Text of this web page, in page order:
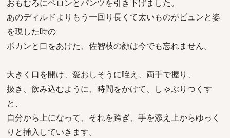
おもむろにペロンとパンツを引き下げました。
あのディルドよりもう一回り長くて太いものがビュンと姿
を現した時の
ポカンと口をあけた、佐智枝の顔は今でも忘れません。
大きく口を開け、愛おしそうに咥え、両手で握り、
扱き、飲み込むように、時間をかけて、しゃぶりつくす
と、
自分から上になって、それを跨ぎ、手を添え上からゆっく
りと挿入していきます。